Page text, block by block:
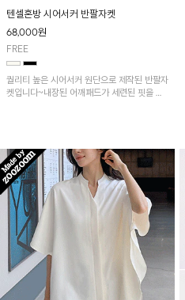
텐셀혼방 시어서커 반팔자켓
68,000원
FREE
퀄리티 높은 시어서커 원단으로 제작된 반팔자
켓입니다~내장된 어깨패드가 세련된 핏을 연